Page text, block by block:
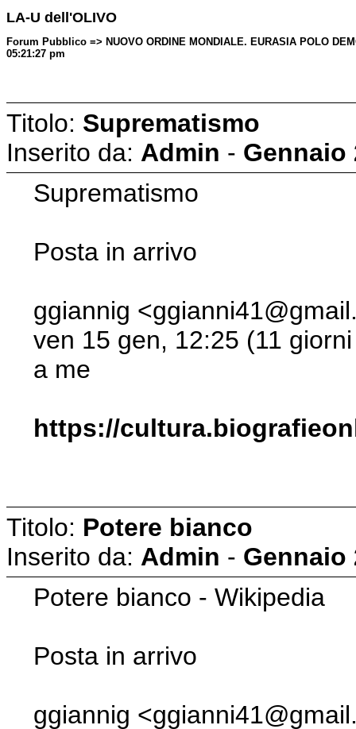
LA-U dell'OLIVO
Forum Pubblico => NUOVO ORDINE MONDIALE. EURASIA POLO
05:21:27 pm
Titolo: Suprematismo
Inserito da: Admin - Gennaio
Suprematismo
Posta in arrivo
ggiannig
ven 15 gen, 12:25 (11
a me
https://
Titolo: Potere bianco
Inserito da: Admin - Gennaio
Potere bianco - Wikipedia
Posta in arrivo
ggiannig